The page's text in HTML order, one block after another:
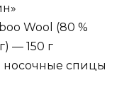
Wool (80 %
— 150 г
носочные спицы